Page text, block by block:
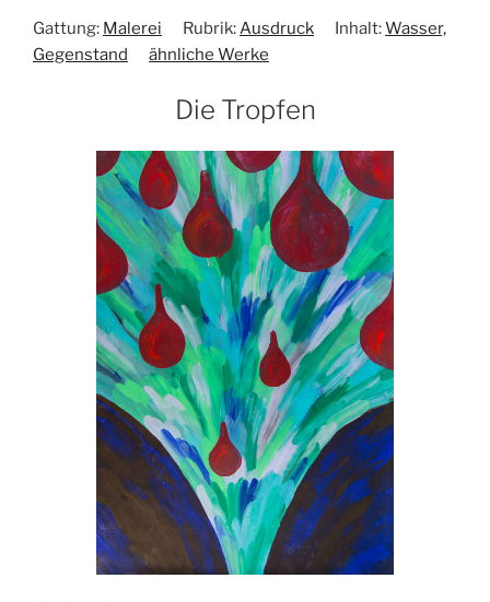
Gattung: Malerei Rubrik: Ausdruck Inhalt:Wasser,
Gegenstand
ähnliche Werke
Die Tropfen